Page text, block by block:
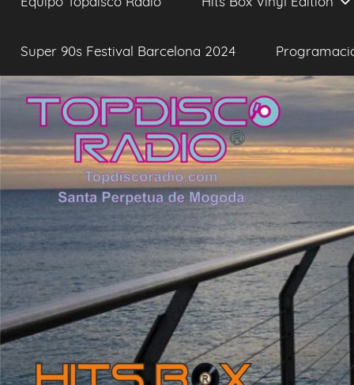
Super 90s Festival Barcelona 2024